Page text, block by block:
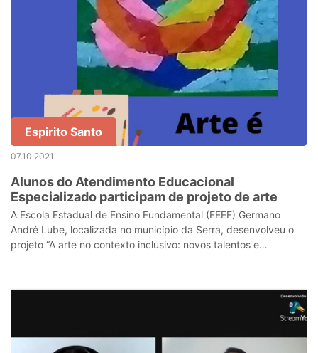
Espirito Santo
07.10.2021
Alunos do Atendimento Educacional
Especializado participam de projeto de arte
A Escola Estadual de Ensino Fundamental (EEEF) Germano
André Lube, localizada no município da Serra, desenvolveu o
projeto “A arte no contexto inclusivo: novos talentos e